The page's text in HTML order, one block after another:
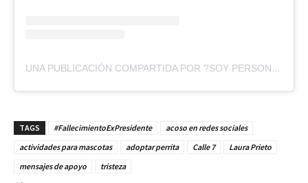
UNA PUBLICACIÓN COMPARTIDA POR ?SOY PERSONA? (@LAURAPRIETOV)
TAGS #FallecimientoExPresidente
acoso en redes sociales
actividades para mascotas
adoptar perrita Calle 7
Laura Prieto
mensajes de apoyo
tristeza